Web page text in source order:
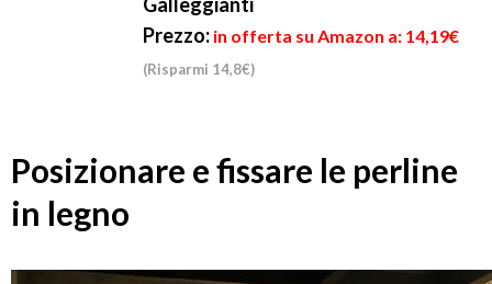
Prezzo: in offerta su Amazon a: 14,19€
(Risparmi 14,8€)
Posizionare e fissare le perline
in legno